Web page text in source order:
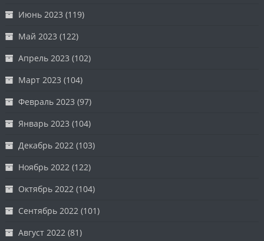
Июнь 2023 (119)
Май 2023 (122)
Апрель 2023 (102)
Март 2023 (104)
Февраль 2023 (97)
Январь 2023 (104)
Декабрь 2022 (103)
Ноябрь 2022 (122)
Октябрь 2022 (104)
Сентябрь 2022 (101)
Август 2022 (81)